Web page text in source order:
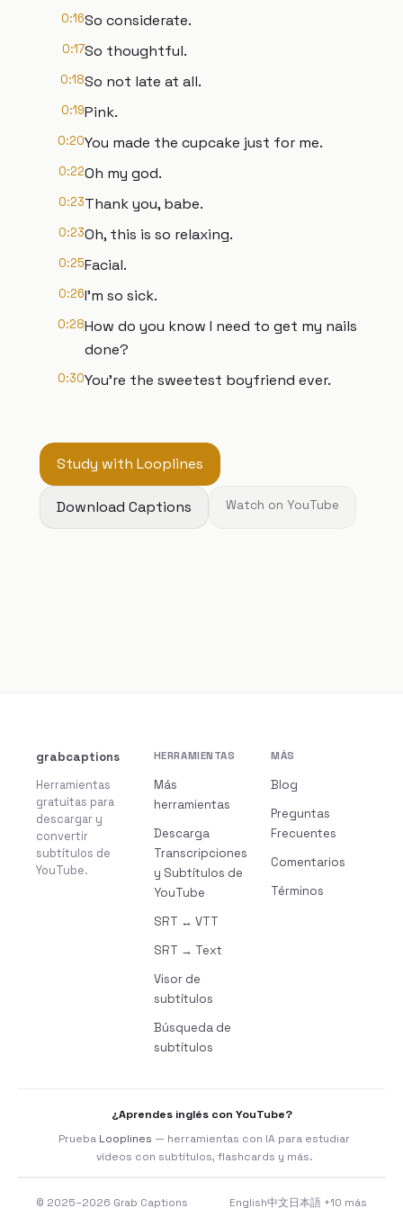
0:16So considerate.
0:17So thoughtful.
0:18So not late at all.
0:19Pink.
0:20You made the cupcake just for me.
0:22Oh my god.
0:23Thank you, babe.
0:23Oh, this is so relaxing.
0:25Facial.
0:26I'm so sick.
0:28How do you know I need to get my nails
done?
0:30You're the sweetest boyfriend ever.
Study with Looplines
Download Captions Watch on YouTube
grabcaptions
Herramientas
gratuitas para
descargar y
convertir
subtítulos de
YouTube.
HERRAMIENTAS
Más
herramientas
Descarga
Transcripciones
y Subtítulos de
YouTube
SRT ↔ VTT
SRT → Text
Visor de
subtítulos
Búsqueda de
subtítulos
MÁS
Blog
Preguntas
Frecuentes
Comentarios
Términos
¿Aprendes inglés con YouTube?
Prueba Looplines — herramientas con IA para estudiar
vídeos con subtítulos, flashcards y más.
© 2025–2026 Grab Captions English中文 日本語 +10 más